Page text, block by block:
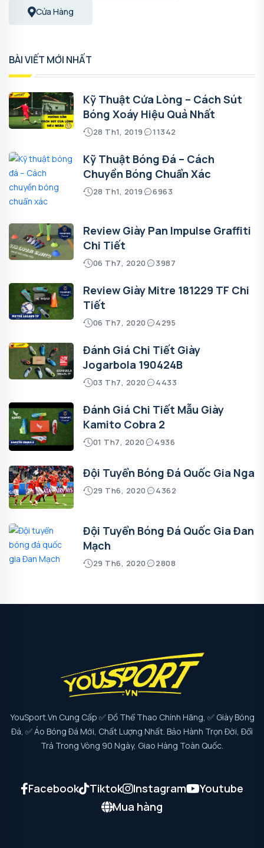
Cửa Hàng
BÀI VIẾT MỚI NHẤT
Kỹ Thuật Cứa Lòng – Cách Sút
Bóng Xoáy Hiệu Quả Nhất
28 Th1, 2019 11342
Kỹ Thuật Bóng Đá – Cách
Chuyền Bóng Chuẩn Xác
28 Th1, 2019 6963
Review Giày Pan Impulse Graffiti
Chi Tiết
06 Th7, 2020 3987
Review Giày Mitre 181229 TF Chi
Tiết
06 Th7, 2020 4295
Đánh Giá Chi Tiết Giày
Jogarbola 190424B
03 Th7, 2020 4433
Đánh Giá Chi Tiết Mẫu Giày
Kamito Cobra 2
01 Th7, 2020 4936
Đội Tuyển Bóng Đá Quốc Gia Nga
29 Th6, 2020 4362
Đội Tuyển Bóng Đá Quốc Gia Đan
Mạch
29 Th6, 2020 2808
YouSport.vn Cung Cấp ✅ Đồ Thể Thao Chính Hãng, ✅ Giày Bóng
Đá, ✅ Áo Bóng Đá Mới, Chất Lượng Nhất. Bảo Hành Trọn Đời, Đổi
Trả Trong Vòng 90 Ngày, Giao Hàng Toàn Quốc.
Facebook Tiktok Instagram
Youtube
Mua hàng